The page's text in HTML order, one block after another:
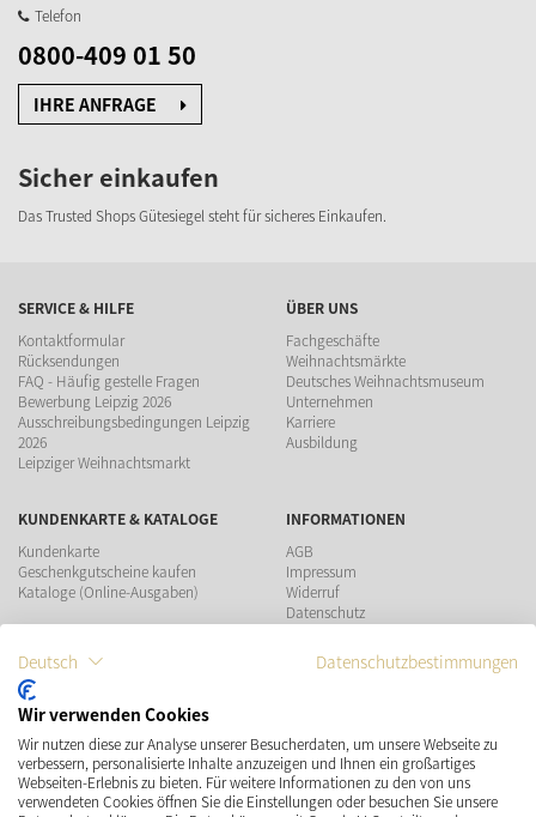
Telefon
0800-409 01 50
IHRE ANFRAGE
Sicher einkaufen
Das Trusted Shops Gütesiegel steht für sicheres Einkaufen.
SERVICE & HILFE
Kontaktformular
Rücksendungen
FAQ - Häufig gestelle Fragen
Bewerbung Leipzig 2026
Ausschreibungsbedingungen Leipzig
2026
Leipziger Weihnachtsmarkt
ÜBER UNS
Fachgeschäfte
Weihnachtsmärkte
Deutsches Weihnachtsmuseum
Unternehmen
Karriere
Ausbildung
KUNDENKARTE & KATALOGE
Kundenkarte
Geschenkgutscheine kaufen
Kataloge (Online-Ausgaben)
INFORMATIONEN
AGB
Impressum
Widerruf
Datenschutz
ZAHLUNGSMÖGLICHKEITEN
VERSAND SOCIAL MEDIA
Deutsch Datenschutzbestimmungen
Wir verwenden Cookies
Wir nutzen diese zur Analyse unserer Besucherdaten, um unsere Webseite zu
verbessern, personalisierte Inhalte anzuzeigen und Ihnen ein großartiges
Webseiten-Erlebnis zu bieten. Für weitere Informationen zu den von uns
verwendeten Cookies öffnen Sie die Einstellungen oder besuchen Sie unsere